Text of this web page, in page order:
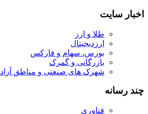
اخبار سایت
طلا و ارز
ارزدیجیتال
بورس، سهام و فارکس
بازرگانی و گمرک
شهرک های صنعتی و مناطق آزاد
چند رسانه
فناوری